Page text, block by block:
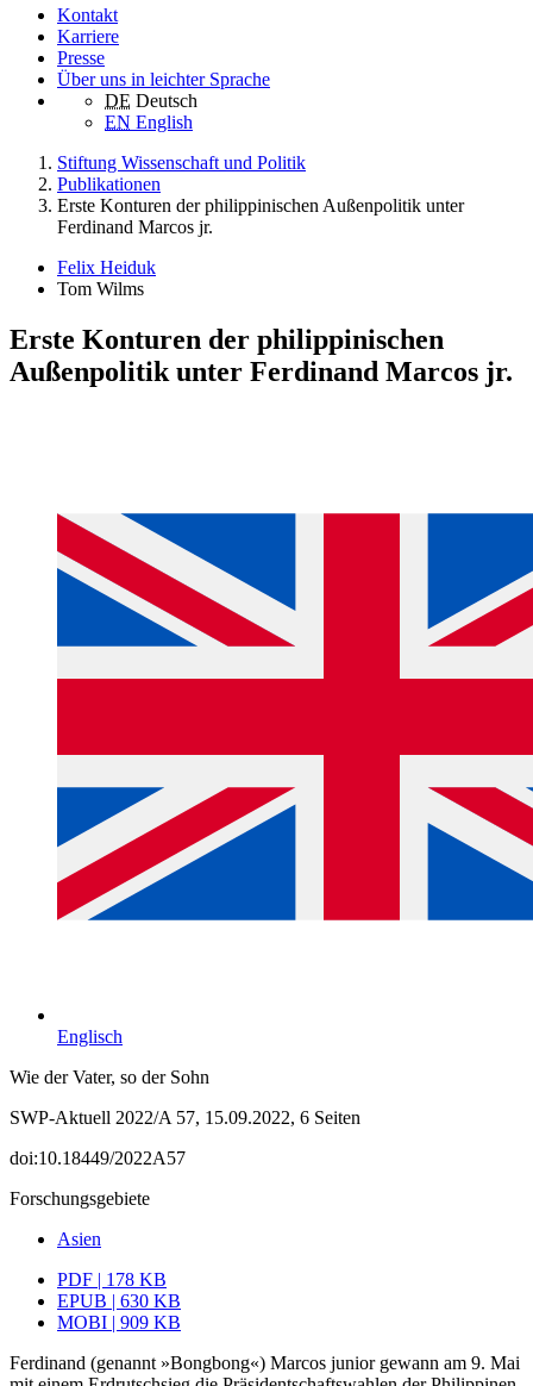
Kontakt
Karriere
Presse
Über uns in leichter Sprache
DE Deutsch
EN English
Stiftung Wissenschaft und Politik
Publikationen
Erste Konturen der philippinischen Außenpolitik unter
Ferdinand Marcos jr.
Felix Heiduk
Tom Wilms
Erste Konturen der philippinischen
Außenpolitik unter Ferdinand Marcos jr.
Englisch
Wie der Vater, so der Sohn
SWP-Aktuell 2022/A 57, 15.09.2022, 6 Seiten
doi:10.18449/2022A57
Forschungsgebiete
Asien
PDF | 178 KB
EPUB | 630 KB
MOBI | 909 KB
Ferdinand (genannt »Bongbong«) Marcos junior gewann am 9. Mai